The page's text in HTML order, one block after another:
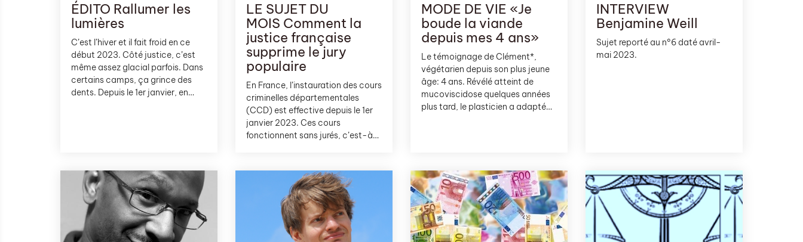
ÉDITO Rallumer les
lumières
C’est l’hiver et il fait froid en ce
début 2023. Côté justice, c’est
même assez glacial parfois. Dans
certains camps, ça grince des
dents. Depuis le 1er janvier, en
départementales et la disparition
du jury populaire constituent à
elles deux LE sujet du mois de
cette 4e édition des Cent
Plumes.*
LE SUJET DU
MOIS Comment la
justice française
supprime le jury
populaire
En France, l’instauration des cours
criminelles départementales
(CCD) est effective depuis le 1er
janvier 2023. Ces cours
fonctionnent sans jurés, c’est-à-
tirage au sort citoyen et la
rencontre réelle avec la justice et
les personnes qui la rendent.
Comment cette révolution de
l’histoire judiciaire peut-elle se
passer, quel est l’avis des
MODE DE VIE «Je
boude la viande
depuis mes 4 ans»
Le témoignage de Clément*,
végétarien depuis son plus jeune
âge: 4 ans. Révélé atteint de
mucoviscidose quelques années
plus tard, le plasticien a adapté
INTERVIEW
Benjamine Weill
Sujet reporté au n°6 daté avril-
mai 2023.